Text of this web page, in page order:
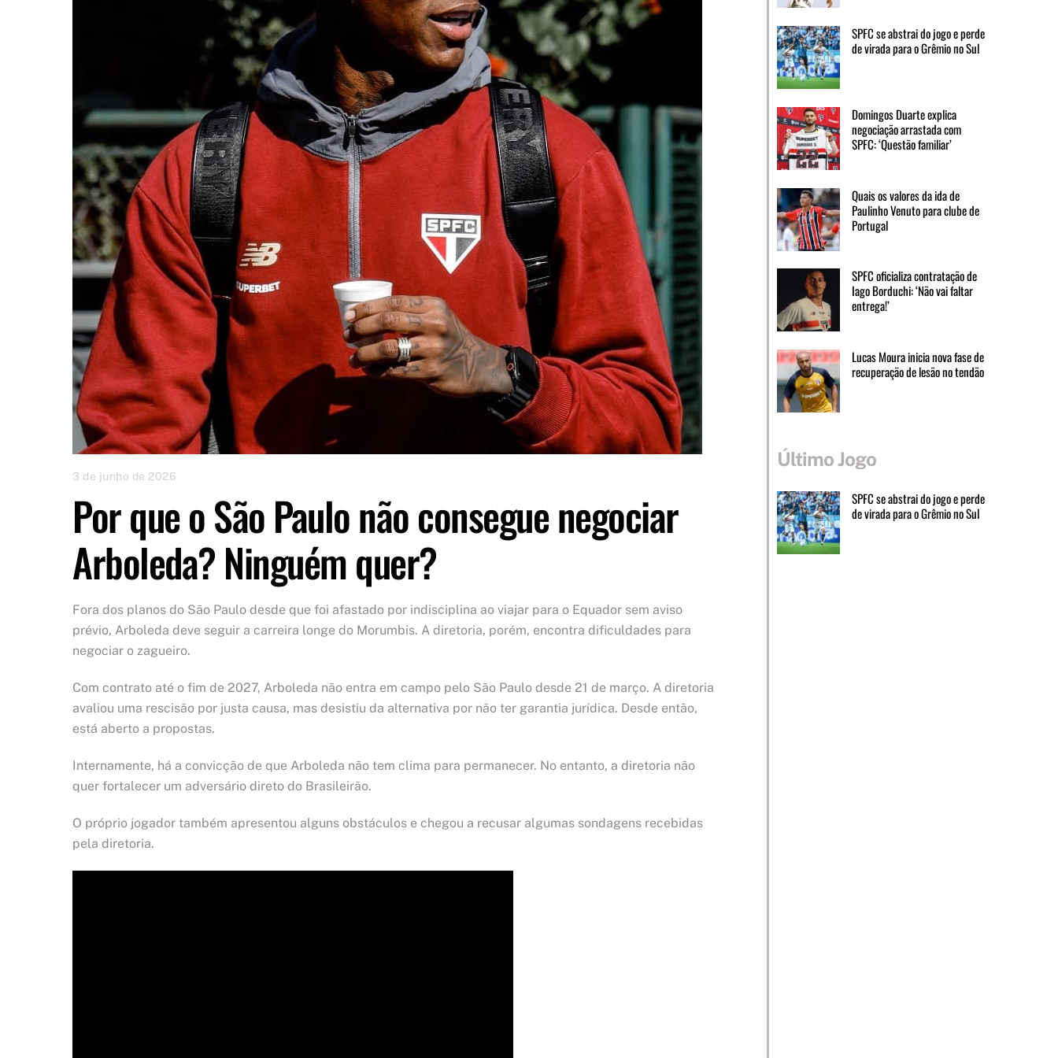
3 de junho de 2026
Por que o São Paulo não consegue negociar
Arboleda? Ninguém quer?
Fora dos planos do São Paulo desde que foi afastado por indisciplina ao viajar para o Equador sem aviso
prévio, Arboleda deve seguir a carreira longe do Morumbis. A diretoria, porém, encontra dificuldades para
negociar o zagueiro.
Com contrato até o fim de 2027, Arboleda não entra em campo pelo São Paulo desde 21 de março. A diretoria
avaliou uma rescisão por justa causa, mas desistiu da alternativa por não ter garantia jurídica. Desde então,
está aberto a propostas.
Internamente, há a convicção de que Arboleda não tem clima para permanecer. No entanto, a diretoria não
quer fortalecer um adversário direto do Brasileirão.
O próprio jogador também apresentou alguns obstáculos e chegou a recusar algumas sondagens recebidas
pela diretoria.
SPFC se abstrai do jogo e perde
de virada para o Grêmio no Sul
Domingos Duarte explica
negociação arrastada com
SPFC: ‘Questão familiar’
Quais os valores da ida de
Paulinho Venuto para clube de
Portugal
SPFC oficializa contratação de
Iago Borduchi: ‘Não vai faltar
entrega!’
Lucas Moura inicia nova fase de
recuperação de lesão no tendão
Último Jogo
SPFC se abstrai do jogo e perde
de virada para o Grêmio no Sul